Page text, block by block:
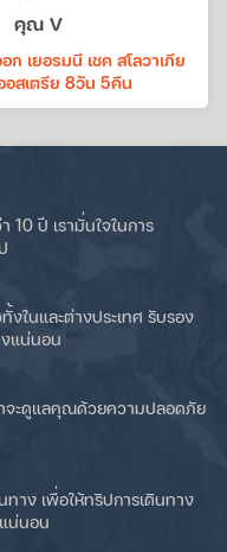
คุณ V
ก เยอรมนี เชค สโลวาเกีย
อสเตรีย 8วัน 5คืน
10 ปี เรามั่นใจในการ
งในและต่างประเทศ รับรอง
แน่นอน
ะดูแลคุณด้วยความปลอดภัย
ทาง เพื่อให้ทริปการเดินทาง
น่นอน